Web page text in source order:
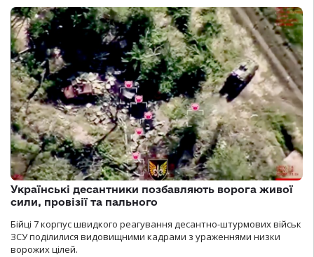
Українські десантники позбавляють ворога живої
сили, провізії та пального
Бійці 7 корпус швидкого реагування десантно-штурмових військ
ЗСУ поділилися видовищними кадрами з ураженнями низки
ворожих цілей.